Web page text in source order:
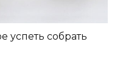
успеть собрать